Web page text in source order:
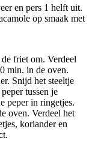
en pers 1 helft uit.
op smaak met
friet om. Verdeel
min. in de oven.
Snijd het steeltje
tussen je
peper in ringetjes.
oven. Verdeel het
koriander en